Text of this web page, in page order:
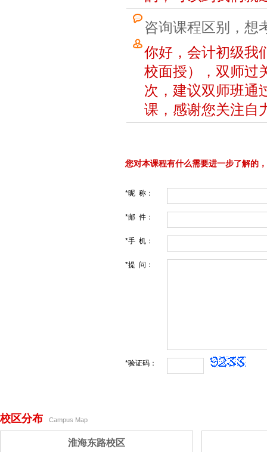
咨询课程区别，想
你好，会计初级我
校面授），双师过
次，建议双师班通
课，感谢您关注自
您对本课程有什么需要进一步了解的
*昵 称：
*邮 件：
*手 机：
*提 问：
*验证码：
校区分布 Campus Map
淮海东路校区